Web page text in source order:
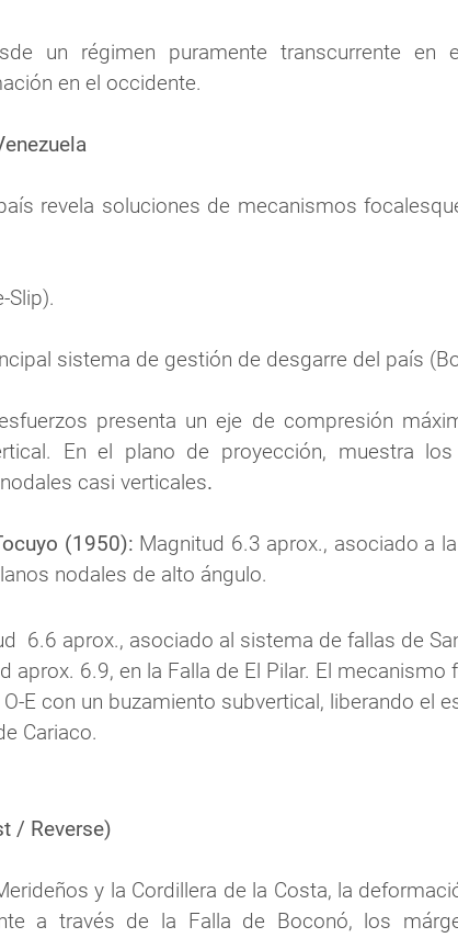
un régimen puramente transcurrente
en el occidente.
revela soluciones de mecanismos
Slip).
sistema de gestión de desgarre del país
presenta un eje de compresión
En el plano de proyección, muestra
casi verticales.
(1950): Magnitud 6.3 aprox., asociado a
nodales de alto ángulo.
6.6 aprox., asociado al sistema de fallas de
aprox. 6.9, en la Falla de El Pilar. El
E con un buzamiento subvertical, liberando el
Cariaco.
/ Reverse)
y la Cordillera de la Costa, la
a través de la Falla de Boconó, los